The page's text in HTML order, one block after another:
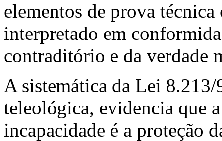
elementos de prova
interpretado em
contraditório e da verdade
A sistemática da Lei
teleológica, evidencia que
incapacidade é a proteção